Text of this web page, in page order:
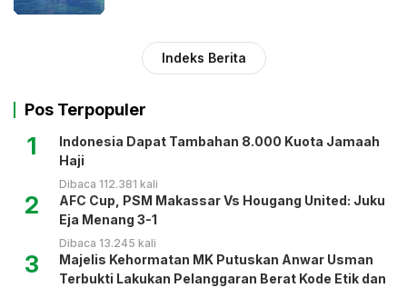
Indeks Berita
Pos Terpopuler
1
Indonesia Dapat Tambahan 8.000 Kuota Jamaah
Haji
Dibaca 112.381 kali
2
AFC Cup, PSM Makassar Vs Hougang United: Juku
Eja Menang 3-1
Dibaca 13.245 kali
3
Majelis Kehormatan MK Putuskan Anwar Usman
Terbukti Lakukan Pelanggaran Berat Kode Etik dan